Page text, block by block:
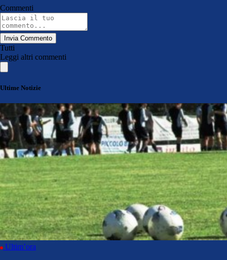
Commenti
Invia Commento
Tutti
Leggi altri commenti
Ultime Notizie
Ultim’ora